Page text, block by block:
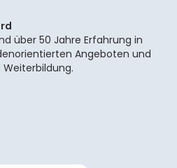
über 50 Jahre Erfahrung in
Angeboten und